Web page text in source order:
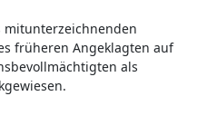
mitunterzeichnenden
früheren Angeklagten auf
als